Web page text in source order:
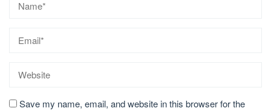
Save my name, email, and website in this browser for the